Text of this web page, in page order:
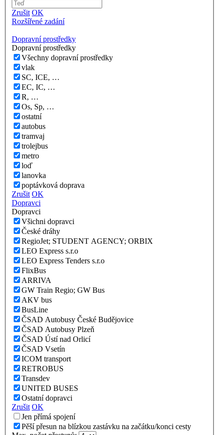
Zrušit OK
Rozšířené zadání
Dopravní prostředky
Dopravní prostředky
Všechny dopravní prostředky
vlak
SC, ICE, …
EC, IC, …
R, …
Os, Sp, …
ostatní
autobus
tramvaj
trolejbus
metro
loď
lanovka
poptávková doprava
Zrušit OK
Dopravci
Dopravci
Všichni dopravci
České dráhy
RegioJet; STUDENT AGENCY; ORBIX
LEO Express s.r.o
LEO Express Tenders s.r.o
FlixBus
ARRIVA
GW Train Regio; GW Bus
AKV bus
BusLine
ČSAD Autobusy České Budějovice
ČSAD Autobusy Plzeň
ČSAD Ústí nad Orlicí
ČSAD Vsetín
ICOM transport
RETROBUS
Transdev
UNITED BUSES
Ostatní dopravci
Zrušit OK
Jen přímá spojení
Pěší přesun na blízkou zastávku na začátku/konci cesty